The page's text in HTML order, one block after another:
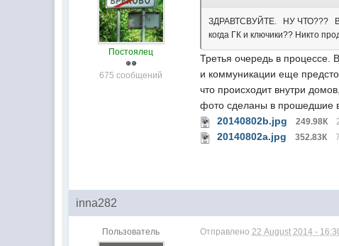
Постоялец
675 сообщений
ЗДРАВТСВУЙТЕ. НУ ЧТО???
когда ГК и ключики?? Никто
Третья очередь в процессе.
и коммуникации еще
что происходит внутри
фото сделаны в прошедшие
20140802b.jpg
249.98К
20140802a.jpg 352.83К
inna282
Пользователь Отправлено22 August 2014 -